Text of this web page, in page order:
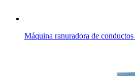
Máquina ranuradora de